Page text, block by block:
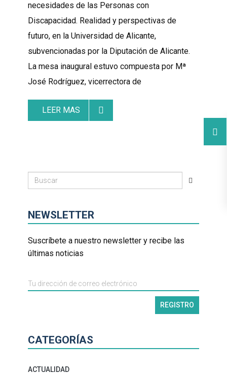
necesidades de las Personas con
Discapacidad. Realidad y perspectivas de
futuro, en la Universidad de Alicante,
subvencionadas por la Diputación de Alicante.
La mesa inaugural estuvo compuesta por Mª
José Rodríguez, vicerrectora de
LEER MAS
NEWSLETTER
Suscríbete a nuestro newsletter y recibe las
últimas noticias
CATEGORÍAS
ACTUALIDAD